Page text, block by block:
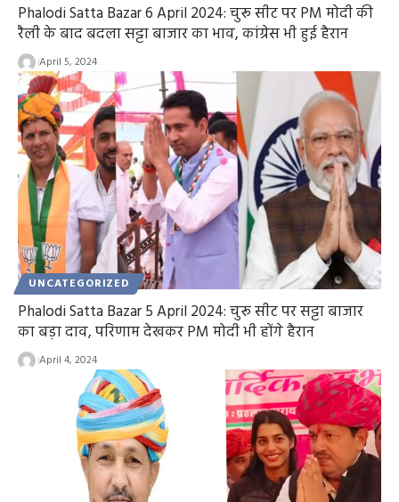
Phalodi Satta Bazar 6 April 2024: चुरू सीट पर PM मोदी की
रैली के बाद बदला सट्टा बाजार का भाव, कांग्रेस भी हुई हैरान
April 5, 2024
UNCATEGORIZED
Phalodi Satta Bazar 5 April 2024: चुरू सीट पर सट्टा बाजार
का बड़ा दाव, परिणाम देखकर PM मोदी भी होंगे हैरान
April 4, 2024